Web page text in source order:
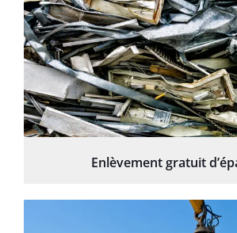
Enlèvement gratuit